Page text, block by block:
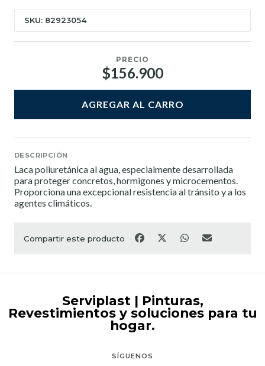
SKU: 82923054
PRECIO
$156.900
AGREGAR AL CARRO
DESCRIPCIÓN
Laca poliuretánica al agua, especialmente desarrollada
para proteger concretos, hormigones y microcementos.
Proporciona una excepcional resistencia al tránsito y a los
agentes climáticos.
Compartir este producto
Serviplast | Pinturas,
Revestimientos y soluciones para tu
hogar.
SÍGUENOS